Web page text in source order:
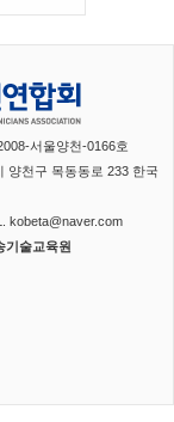
서울양천-0166호
양천구 목동동로 233 한국
kobeta@naver.com
기술교육원